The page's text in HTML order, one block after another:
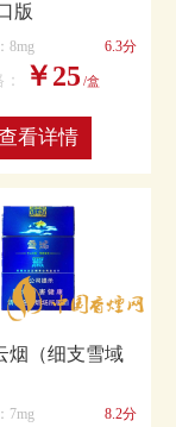
版
8mg 6.3分
￥25 /盒
看详情
烟（细支雪域
7mg 8.2分